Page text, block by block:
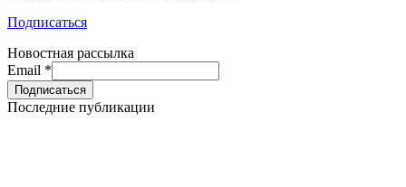
Подписаться
Новостная рассылка
Email *
Последние публикации